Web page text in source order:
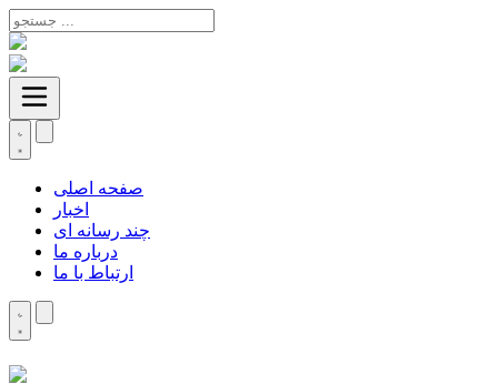
صفحه اصلی
اخبار
چند رسانه ای
درباره ما
ارتباط با ما